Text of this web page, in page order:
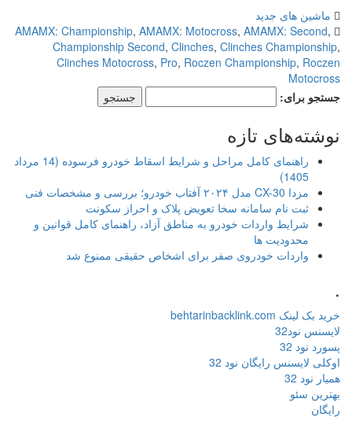
ماشین های جدید
AMAMX: Championship,AMAMX: Motocross,AMAMX: Second
Championship Second,Clinches,Clinches Championship
Clinches Motocross,Pro,Roczen Championship,Roczen
Motocross
جستجو برای:
نوشته‌های تازه
راهنمای کامل مراحل و شرایط اسقاط خودرو فرسوده (14 مرداد
1405)
مزدا CX-30 مدل ۲۰۲۴ آفتاب خودرو؛ بررسی و مشخصات فنی
ثبت نام سامانه سخا تعویض پلاک و احراز سکونت
شرایط واردات خودرو به مناطق آزاد، راهنمای کامل قوانین و
محدودیت ها
واردات خودروی صفر برای اشخاص حقیقی ممنوع شد
خرید بک لینک behtarinbacklink.com
لایسنس نود32
پسورد نود 32
اوکلی لایسنس رایگان نود 32
همیار نود 32
بهترین سئو
رایگان